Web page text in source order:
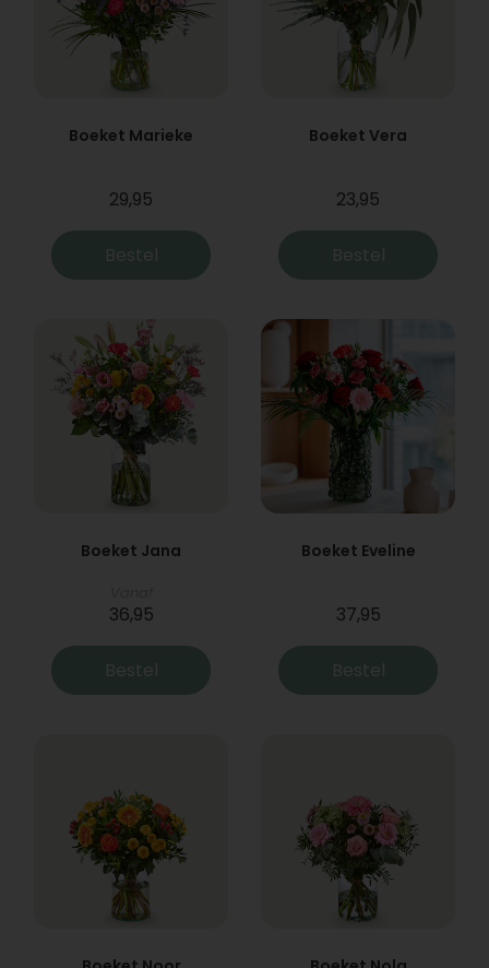
Boeket Marieke
29,95
Bestel
Boeket Vera
23,95
Bestel
Boeket Jana
36,95
Bestel
Boeket Eveline
37,95
Bestel